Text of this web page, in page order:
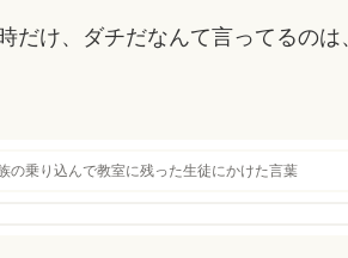
だけ、ダチだなんて言ってるの
の乗り込んで教室に残った生徒にかけた言葉